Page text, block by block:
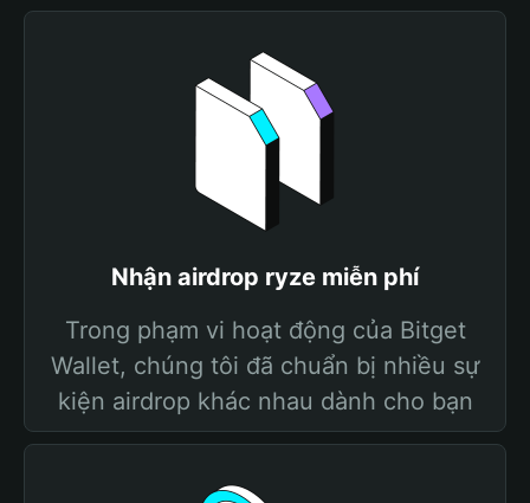
Nhận airdrop ryze miễn phí
Trong phạm vi hoạt động của Bitget
Wallet, chúng tôi đã chuẩn bị nhiều sự
kiện airdrop khác nhau dành cho bạn